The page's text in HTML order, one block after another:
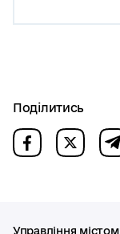
Поділитись
Управління містом